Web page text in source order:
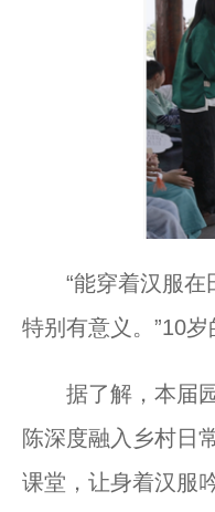
“能穿着汉服在田
特别有意义。”10
据了解，本届园
陈深度融入乡村日
课堂，让身着汉服